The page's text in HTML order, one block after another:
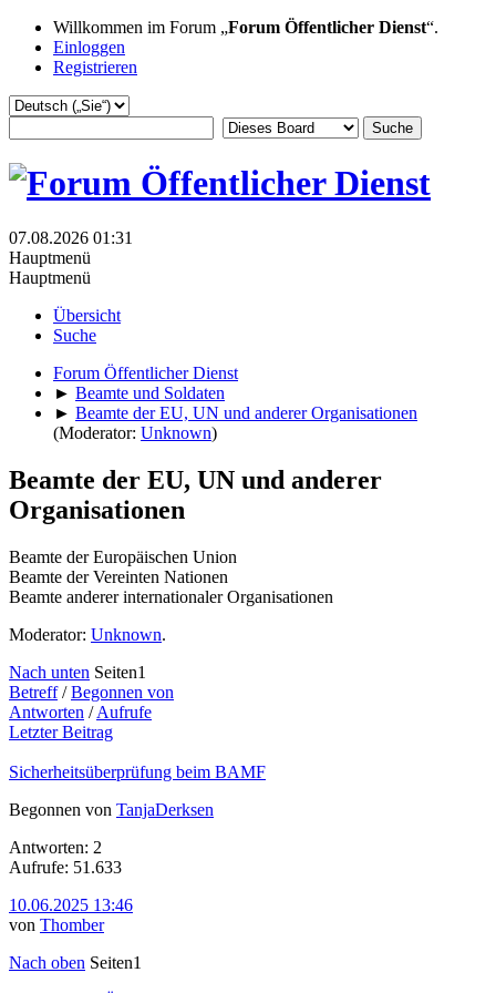
Willkommen im Forum „Forum Öffentlicher Dienst“.
Einloggen
Registrieren
07.08.2026 01:31
Hauptmenü
Hauptmenü
Übersicht
Suche
Forum Öffentlicher Dienst
► Beamte und Soldaten
► Beamte der EU, UN und anderer Organisationen
(Moderator: Unknown)
Beamte der EU, UN und anderer
Organisationen
Beamte der Europäischen Union
Beamte der Vereinten Nationen
Beamte anderer internationaler Organisationen
Moderator: Unknown.
Nach unten Seiten1
Betreff/Begonnen von
Antworten /Aufrufe
Letzter Beitrag
Sicherheitsüberprüfung beim BAMF
Begonnen von TanjaDerksen
Antworten: 2
Aufrufe: 51.633
10.06.2025 13:46
von Thomber
Nach oben Seiten1